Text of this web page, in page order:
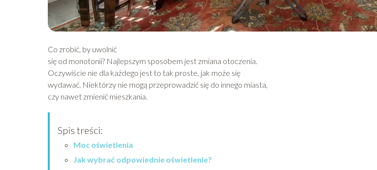
Co zrobić, by uwolnić
się od monotonii? Najlepszym sposobem jest zmiana otoczenia.
Oczywiście nie dla każdego jest to tak proste, jak może się
wydawać. Niektórzy nie mogą przeprowadzić się do innego miasta,
czy nawet zmienić mieszkania.
Spis treści:
Moc oświetlenia
Jak wybrać odpowiednie oświetlenie?